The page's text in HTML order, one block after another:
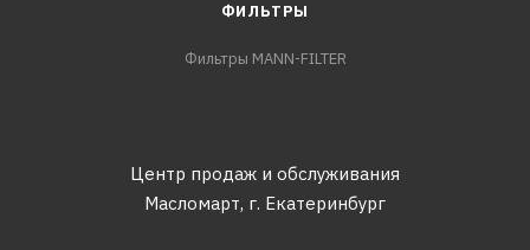
ФИЛЬТРЫ
Фильтры MANN-FILTER
Центр продаж и обслуживания
Масломарт, г. Екатеринбург